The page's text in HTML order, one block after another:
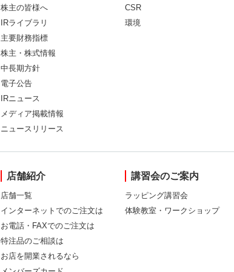
株主の皆様へ
IRライブラリ
主要財務指標
株主・株式情報
中長期方針
電子公告
IRニュース
メディア掲載情報
ニュースリリース
CSR
環境
店舗紹介
店舗一覧
インターネットでのご注文は
お電話・FAXでのご注文は
特注品のご相談は
お店を開業されるなら
講習会のご案内
ラッピング講習会
体験教室・ワークショップ